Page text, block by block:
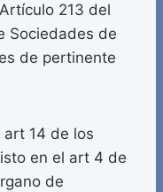
213 del
Sociedades de
de pertinente
art 14 de los
en el art 4 de
de